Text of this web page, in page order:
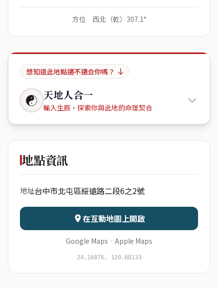
方位 西北（乾）307.1°
想知道此地點適不適合你嗎？
☯ 天地人合一
輸入生辰，探索你與此地的命理契合
拾穗臻邸
日期 出生時辰
資料僅用於即時分析，不會儲存於伺服器
地點資訊
地址台中市北屯區綏遠路二段6之2號
在互動地圖上開啟
Google Maps · Apple Maps
24.16876, 120.68133